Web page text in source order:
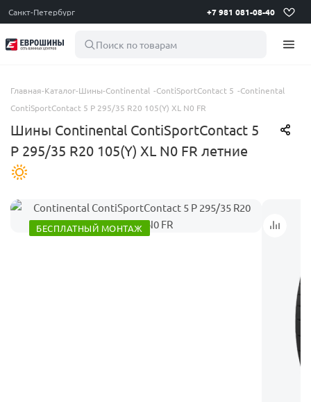
Санкт-Петербург +7 981 081-08-40
Поиск по товарам
Главная-Каталог-Шины-Continental -ContiSportContact 5 -Continental
ContiSportContact 5 P 295/35 R20 105(Y) XL N0 FR
Шины Continental ContiSportContact 5
P 295/35 R20 105(Y) XL N0 FR летние
БЕСПЛАТНЫЙ МОНТАЖ